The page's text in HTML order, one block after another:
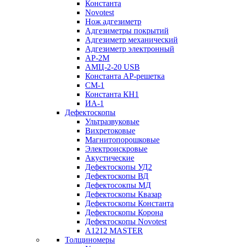
Константа
Novotest
Нож адгезиметр
Адгезиметры покрытий
Адгезиметр механический
Адгезиметр электронный
АР-2М
АМЦ-2-20 USB
Константа АР-решетка
СМ-1
Константа КН1
ИА-1
Дефектоскопы
Ультразвуковые
Вихретоковые
Магнитопорошковые
Электроискровые
Акустические
Дефектоскопы УД2
Дефектоскопы ВД
Дефектосокпы МД
Дефектоскопы Квазар
Дефектоскопы Константа
Дефектоскопы Корона
Дефектоскопы Novotest
А1212 MASTER
Толщиномеры